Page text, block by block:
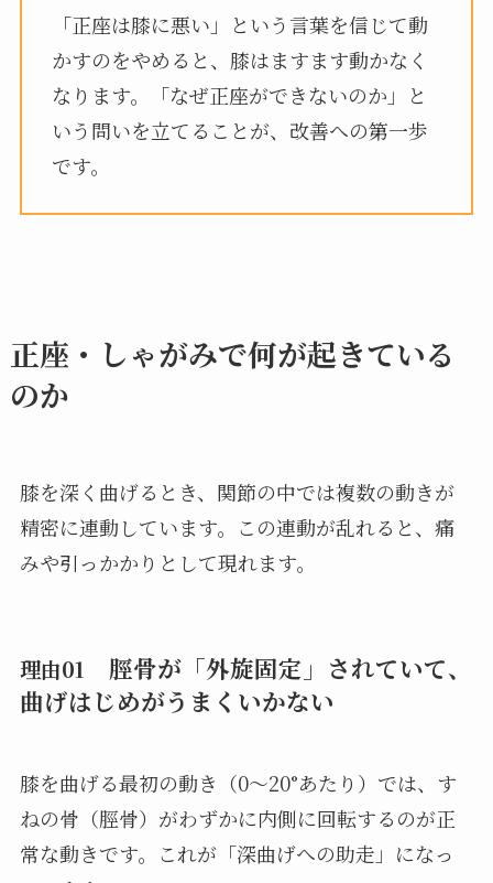
「正座は膝に悪い」という言葉を信じて動
かすのをやめると、膝はますます動かなく
なります。「なぜ正座ができないのか」と
いう問いを立てることが、改善への第一歩
です。
正座・しゃがみで何が起きている
のか
膝を深く曲げるとき、関節の中では複数の動きが
精密に連動しています。この連動が乱れると、痛
みや引っかかりとして現れます。
理由01
脛骨が「外旋固定」されていて、
曲げはじめがうまくいかない
膝を曲げる最初の動き（0〜20°あたり）では、す
ねの骨（脛骨）がわずかに内側に回転するのが正
常な動きです。これが「深曲げへの助走」になっ